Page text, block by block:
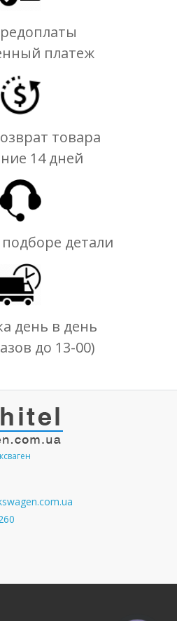
платеж
товара
14 дней
детали
день в день
до 13-00)